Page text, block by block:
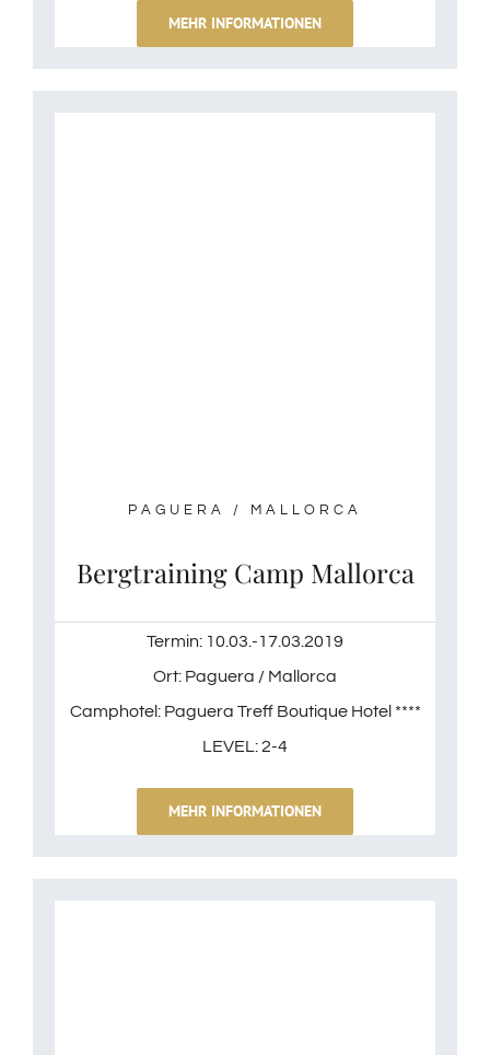
MEHR INFORMATIONEN
PAGUERA / MALLORCA
Bergtraining Camp Mallorca
Termin: 10.03.-17.03.2019
Ort: Paguera / Mallorca
Camphotel: Paguera Treff Boutique Hotel ****
LEVEL: 2-4
MEHR INFORMATIONEN